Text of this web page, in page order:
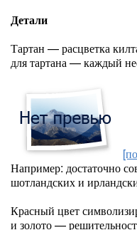
Детали
Тартан — расцветка
для тартана — каждый
Например: достаточно
шотландских и
Красный цвет
и золото —